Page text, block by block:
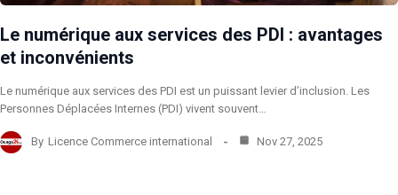
Le numérique aux services des PDI : avantages
et inconvénients
Le numérique aux services des PDI est un puissant levier d’inclusion. Les
Personnes Déplacées Internes (PDI) vivent souvent…
By Licence Commerce international Nov 27, 2025